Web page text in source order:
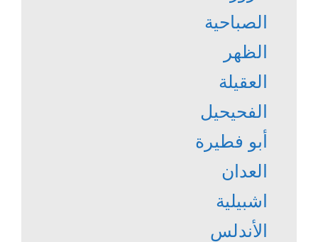
الصباحية
الظهر
العقيلة
الفحيحيل
أبو فطيرة
العدان
اشبيلية
الأندلس